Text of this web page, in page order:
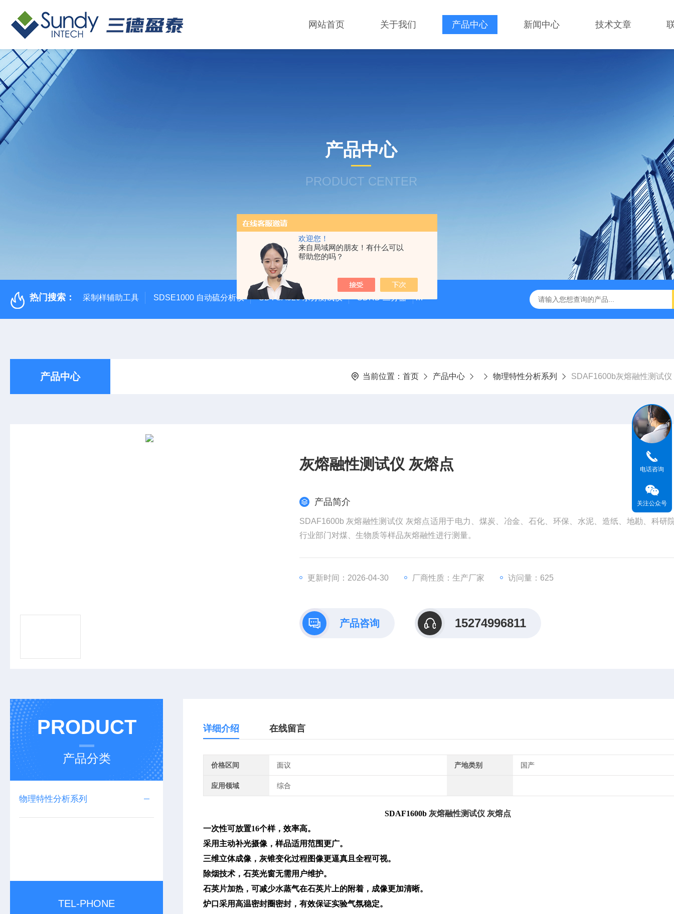
欢迎您！
来自局域网的朋友！有什么可以
帮助您的吗？
网站首页 关于我们 产品中心 新闻中心 技术文章
产品中心
PRODUCT CENTER
热门搜索： 采制样辅助工具 SDSE1000 自动硫分析仪 SDTGA520 水分测试仪 SDRD 二分器 SDEIAS 系列自动化验系统 2104自动清罐仪 SDXNS100高温燃
产品中心 当前位置： 首页 产品中心 物理特性分析系列 SDAF1600b灰熔融性测试仪
灰熔融性测试仪 灰熔点
产品简介
SDAF1600b 灰熔融性测试仪 灰熔点适用于电力、煤炭、冶金、石化、环保、水泥、造纸、地勘、科研
行业部门对煤、生物质等样品灰熔融性进行测量。
更新时间：2026-04-30 厂商性质：生产厂家 访问量：625
产品咨询 15274996811
PRODUCT
产品分类
物理特性分析系列
TEL-PHONE
详细介绍 在线留言
价格区间 面议 产地类别 国产
应用领域 综合
SDAF1600b 灰熔融性测试仪 灰熔点
一次性可放置16个样，效率高。
采用主动补光摄像，样品适用范围更广。
三维立体成像，灰锥变化过程图像更逼真且全程可视。
除烟技术，石英光窗无需用户维护。
石英片加热，可减少水蒸气在石英片上的附着，成像更加清晰。
炉口采用高温密封圈密封，有效保证实验气氛稳定。
电话咨询
关注公众号